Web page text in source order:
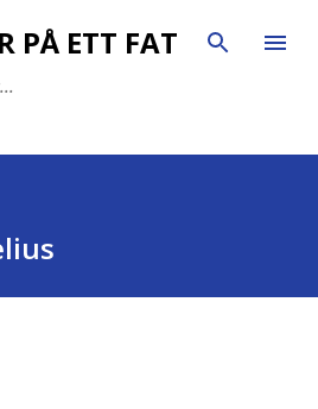
till huvudinnehåll
PÅ ETT FAT